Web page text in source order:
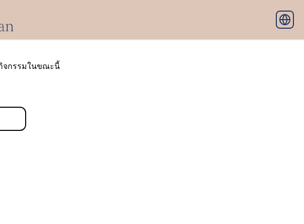
กิจกรรมในขณะนี้